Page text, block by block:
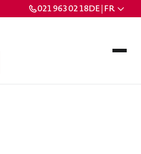
021 963 02 18DE | FR